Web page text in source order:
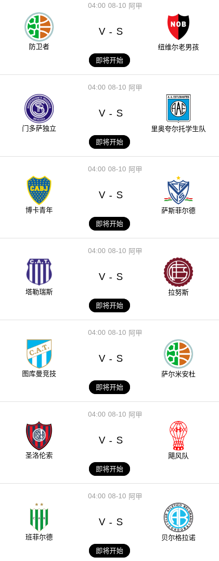
08-10
04:00 阿甲
防卫者
V - S
纽维尔老男孩
即将开始
08-10
04:00 阿甲
门多萨独立
V - S
里奥夸尔托学生队
即将开始
08-10
04:00 阿甲
博卡青年
V - S
萨斯菲尔德
即将开始
08-10
04:00 阿甲
塔勒瑞斯
V - S
拉努斯
即将开始
08-10
04:00 阿甲
图库曼竞技
V - S
萨尔米安杜
即将开始
08-10
04:00 阿甲
圣洛伦索
V - S
飓风队
即将开始
08-10
04:00 阿甲
班菲尔德
V - S
贝尔格拉诺
即将开始